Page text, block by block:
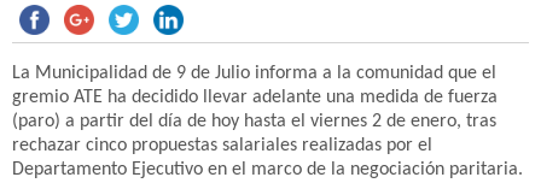
La Municipalidad de 9 de Julio informa a la comunidad que el
gremio ATE ha decidido llevar adelante una medida de fuerza
(paro) a partir del día de hoy hasta el viernes 2 de enero, tras
rechazar cinco propuestas salariales realizadas por el
Departamento Ejecutivo en el marco de la negociación paritaria.